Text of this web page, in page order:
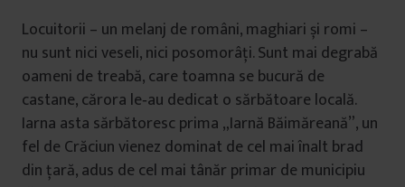
Locuitorii – un melanj de români, maghiari și romi –
nu sunt nici veseli, nici posomorâți. Sunt mai degrabă
oameni de treabă, care toamna se bucură de
castane, cărora le‑au dedicat o sărbătoare locală.
Iarna asta sărbătoresc prima „Iarnă Băimăreană”, un
fel de Crăciun vienez dominat de cel mai înalt brad
din țară, adus de cel mai tânăr primar de municipiu